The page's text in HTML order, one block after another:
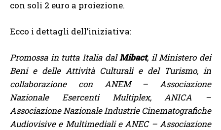
con soli 2 euro a proiezione.
Ecco i dettagli dell’iniziativa:
Promossa in tutta Italia dalMibact, il Ministero dei
Beni e delle Attività Culturali e del Turismo, in
collaborazione con ANEM – Associazione
Nazionale Esercenti Multiplex, ANICA –
Associazione Nazionale Industrie Cinematografiche
Audiovisive e Multimediali e ANEC – Associazione